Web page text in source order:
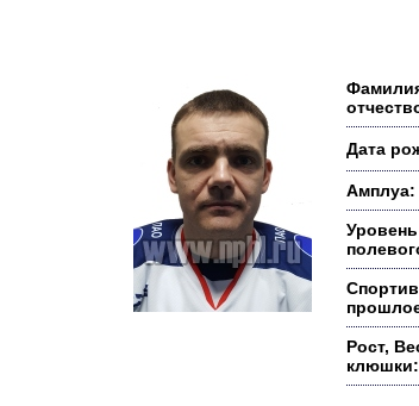
Дата
Амплуа:
Рост,
клюшки: